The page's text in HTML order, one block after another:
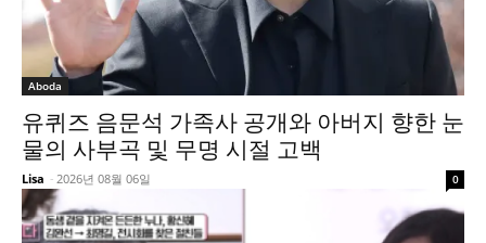
Aboda
유퀴즈 음문석 가족사 공개와 아버지 향한 눈
물의 사부곡 및 무명 시절 고백
Lisa - 2026년 08월 06일 0